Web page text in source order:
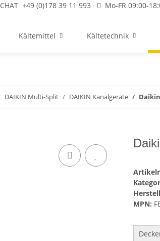
CHAT +49 (0)178 39 11 993 Mo-FR 09:00-
Kältemittel Kältetechnik
DAIKIN Multi-Split DAIKIN Kanalgeräte
MPN: